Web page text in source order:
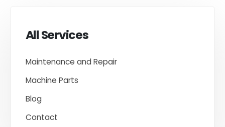
All Services
Maintenance and Repair
Machine Parts
Blog
Contact